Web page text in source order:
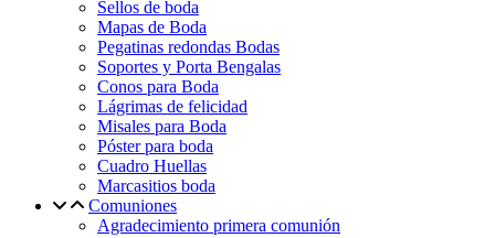
Sellos de boda
Mapas de Boda
Pegatinas redondas Bodas
Soportes y Porta Bengalas
Conos para Boda
Lágrimas de felicidad
Misales para Boda
Póster para boda
Cuadro Huellas
Marcasitios boda
Comuniones
Agradecimiento primera comunión